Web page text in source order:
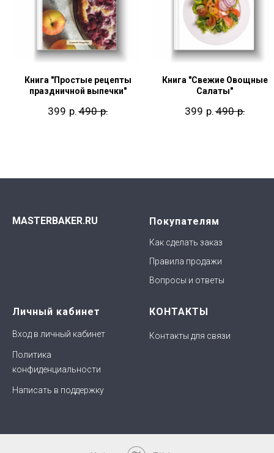
Книга "Простые рецепты
праздничной выпечки"
399 р. 490 р.
Книга "Свежие Овощные
Салаты"
399 р. 490 р.
MASTERBAKER.RU Покупателям
Как сделать заказ
Правила продажи
Вопросы и ответы
Личный кабинет
Вход в личный кабинет
Политика
конфиденциальности
Написать в поддержку
КОНТАКТЫ
Контакты для связи